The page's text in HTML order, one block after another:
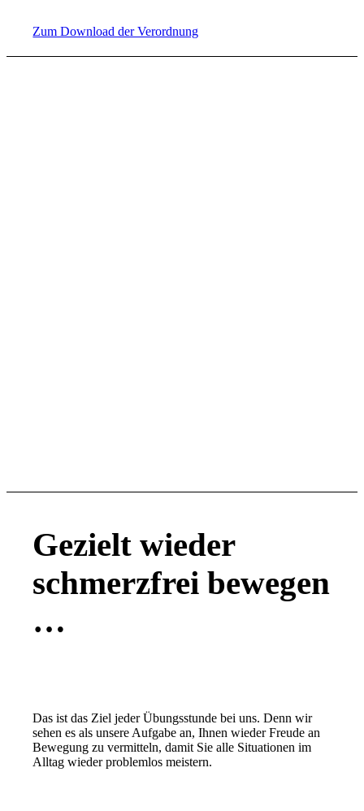
Zum Download der Verordnung
Gezielt wieder
schmerzfrei bewegen
…
Das ist das Ziel jeder Übungsstunde bei uns. Denn wir
sehen es als unsere Aufgabe an, Ihnen wieder Freude an
Bewegung zu vermitteln, damit Sie alle Situationen im
Alltag wieder problemlos meistern.